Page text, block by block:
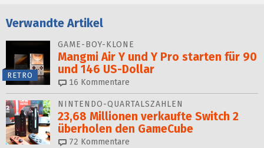
Verwandte Artikel
RETRO
GAME-BOY-KLONE
Mangmi Air Y und Y Pro starten für 90
und 146 US-Dollar
16 Kommentare
NINTENDO-QUARTALSZAHLEN
23,68 Millionen verkaufte Switch 2
überholen den GameCube
72 Kommentare